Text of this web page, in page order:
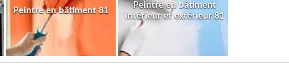
Peintre en bâtiment 81
Peintre en bâtiment
intérieur et extérieur 81